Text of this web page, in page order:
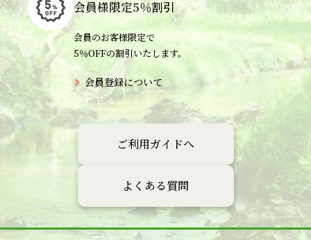
会員様限定5％割引
会員のお客様限定で
5％OFFの割引いたします。
会員登録について
ご利用ガイドへ
よくある質問